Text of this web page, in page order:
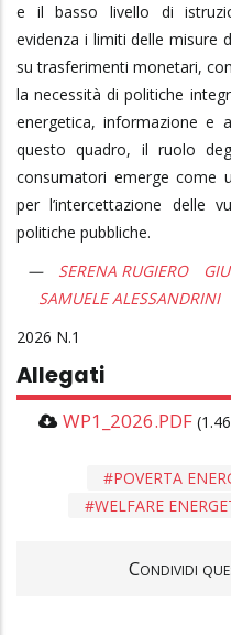
e il basso livello di
evidenza i limiti delle misure
su trasferimenti monetari,
la necessità di politiche
energetica, informazione e
questo quadro, il ruolo
consumatori emerge come
per l’intercettazione delle
politiche pubbliche.
SERENA RUGIERO
SAMUELE ALESSANDRINI
2026
1
Allegati
WP1_2026.PDF
POVERTA
WELFARE
Condividi